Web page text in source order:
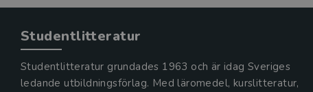
Studentlitteratur
Studentlitteratur grundades 1963 och är idag Sveriges
ledande utbildningsförlag. Med läromedel, kurslitteratur,